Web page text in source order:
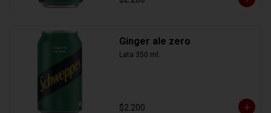
Ginger ale zero
Lata 350 ml.
$2.200